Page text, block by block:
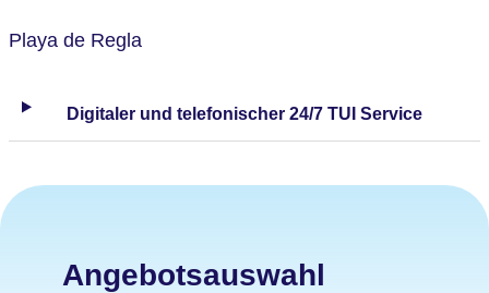
Playa de Regla
Digitaler und telefonischer 24/7 TUI Service
Angebotsauswahl